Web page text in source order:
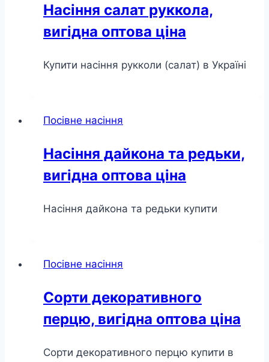
Насіння салат руккола,
вигідна оптова ціна
Купити насіння рукколи (салат) в Україні
Посівне насіння
Насіння дайкона та редьки,
вигідна оптова ціна
Насіння дайкона та редьки купити
Посівне насіння
Сорти декоративного
перцю, вигідна оптова ціна
Сорти декоративного перцю купити в